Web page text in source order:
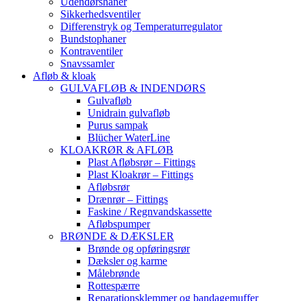
Sikkerhedsventiler
Differenstryk og Temperaturregulator
Bundstophaner
Kontraventiler
Snavssamler
Afløb & kloak
GULVAFLØB & INDENDØRS
Gulvafløb
Unidrain gulvafløb
Purus sampak
Blücher WaterLine
KLOAKRØR & AFLØB
Plast Afløbsrør – Fittings
Plast Kloakrør – Fittings
Afløbsrør
Drænrør – Fittings
Faskine / Regnvandskassette
Afløbspumper
BRØNDE & DÆKSLER
Brønde og opføringsrør
Dæksler og karme
Målebrønde
Rottespærre
Reparationsklemmer og bandagemuffer